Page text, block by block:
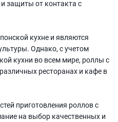
защиты от контакта с
кухне и являются
Однако, с учетом
кухни во всем мире, роллы с
ресторанах и кафе в
приготовления роллов с
на выбор качественных и